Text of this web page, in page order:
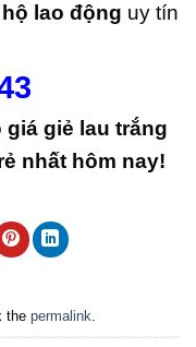
lao động uy tín
giá giẻ lau trắng
nhất hôm nay!
the permalink